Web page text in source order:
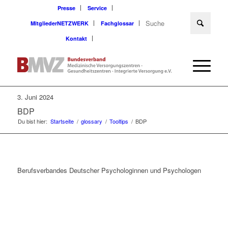
Presse
Service
MitgliederNETZWERK
Fachglossar
Kontakt
3. Juni 2024
BDP
Du bist hier: Startseite / glossary / Tooltips / BDP
Berufsverbandes Deutscher Psychologinnen und Psychologen